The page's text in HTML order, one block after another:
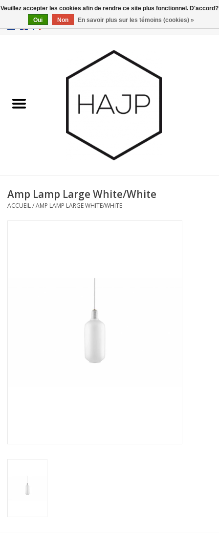
EUR/GBP 0 Articles - €0,00
Gadgets
Amp Lamp Large White/White
ACCUEIL/AMP LAMP LARGE WHITE/WHITE
Veuillez accepter les cookies afin de rendre ce site plus fonctionnel. D'accord?
Oui
Non En savoir plus sur les témoins (cookies) »